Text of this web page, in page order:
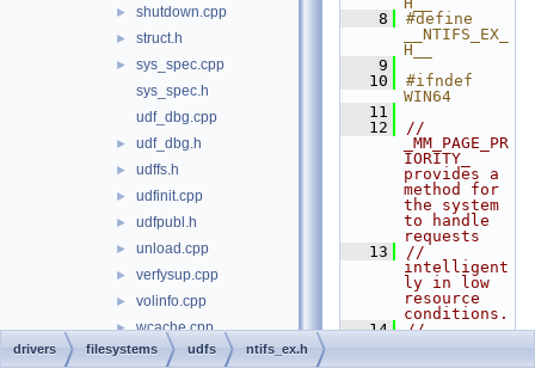
► shutdown.cpp
► struct.h
►
sys_spec.cpp
sys_spec.h
udf_dbg.cpp
► udf_dbg.h
► udffs.h
► udfinit.cpp
► udfpubl.h
► unload.cpp
► verfysup.cpp
► volinfo.cpp
► wcache.cpp
wcache.h
    8
#define
__NTIFS_EX_
H__
    9
   10
#ifndef
WIN64
   11
   12
//
_MM_PAGE_PR
IORITY_
provides a
method for
the system
to handle
requests
   13
//
intelligent
ly in low
resource
conditions.
   14
//
drivers filesystems udfs ntifs_ex.h